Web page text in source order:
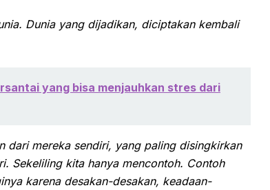
Dunia yang dijadikan, diciptakan kembali
yang bisa menjauhkan stres dari
dari mereka sendiri, yang paling disingkirkan
Sekeliling kita hanya mencontoh. Contoh
karena desakan-desakan, keadaan-